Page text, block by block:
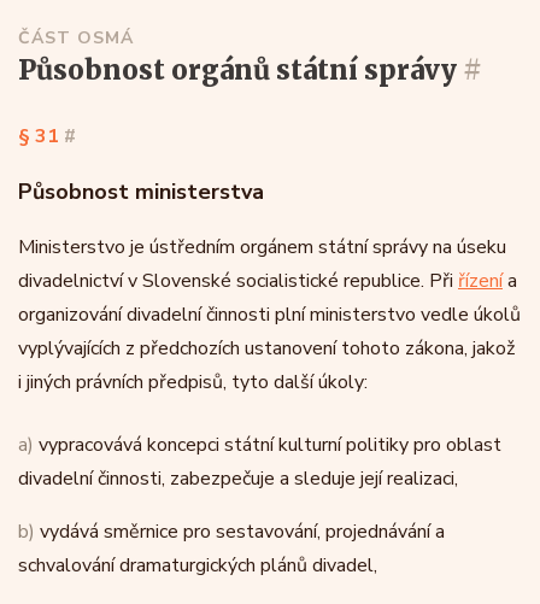
ČÁST OSMÁ
působnost orgánů státní správy #
§ 31 #
Působnost ministerstva
Ministerstvo je ústředním orgánem státní správy na úseku
divadelnictví v Slovenské socialistické republice. Při řízenía
organizování divadelní činnosti plní ministerstvo vedle úkolů
vyplývajících z předchozích ustanovení tohoto zákona, jakož
i jiných právních předpisů, tyto další úkoly:
a) vypracovává koncepci státní kulturní politiky pro oblast
divadelní činnosti, zabezpečuje a sleduje její realizaci,
b) vydává směrnice pro sestavování, projednávání a
schvalování dramaturgických plánů divadel,